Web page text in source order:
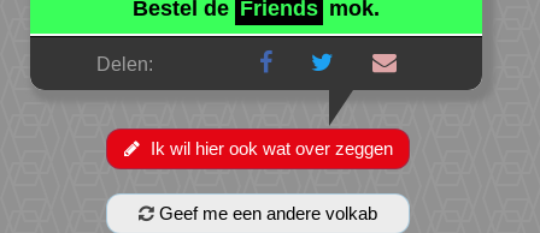
Bestel de Friends mok.
Delen:
Ik wil hier ook wat over zeggen
Geef me een andere volkab